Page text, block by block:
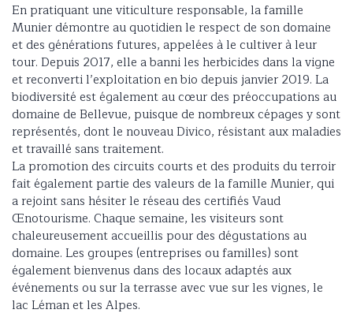
En pratiquant une viticulture responsable, la famille
Munier démontre au quotidien le respect de son domaine
et des générations futures, appelées à le cultiver à leur
tour. Depuis 2017, elle a banni les herbicides dans la vigne
et reconverti l’exploitation en bio depuis janvier 2019. La
biodiversité est également au cœur des préoccupations au
domaine de Bellevue, puisque de nombreux cépages y sont
représentés, dont le nouveau Divico, résistant aux maladies
et travaillé sans traitement.
La promotion des circuits courts et des produits du terroir
fait également partie des valeurs de la famille Munier, qui
a rejoint sans hésiter le réseau des certifiés Vaud
Œnotourisme. Chaque semaine, les visiteurs sont
chaleureusement accueillis pour des dégustations au
domaine. Les groupes (entreprises ou familles) sont
également bienvenus dans des locaux adaptés aux
événements ou sur la terrasse avec vue sur les vignes, le
lac Léman et les Alpes.